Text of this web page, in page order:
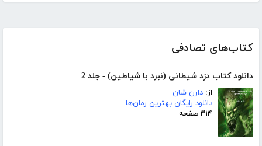
کتاب‌های تصادفی
دانلود کتاب دزد شیطانی (نبرد با شیاطین) - جلد 2
از: دارن شان
دانلود رایگان بهترین رمان‌ها
۳۱۴ صفحه